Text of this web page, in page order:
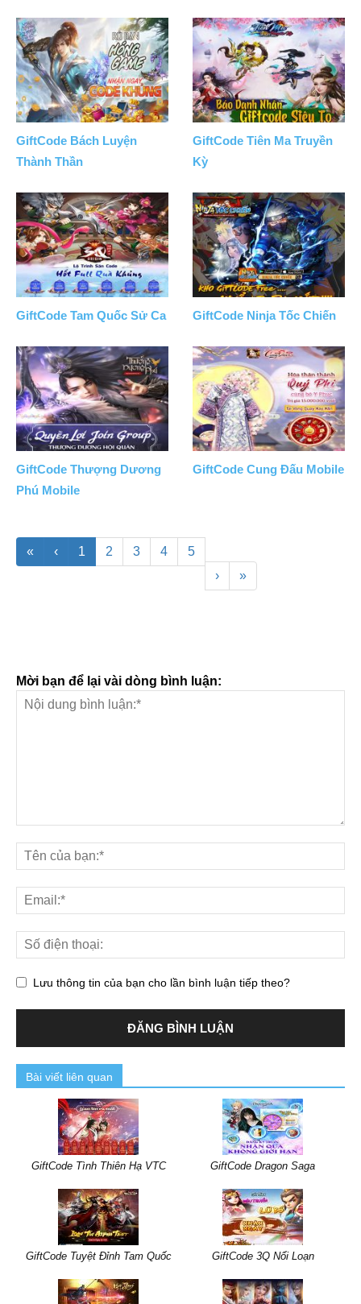
GiftCode Bách Luyện
Thành Thần
GiftCode Tiên Ma Truyền
Kỳ
GiftCode Tam Quốc Sử Ca GiftCode Ninja Tốc Chiến
GiftCode Thượng Dương
Phú Mobile
GiftCode Cung Đấu Mobile
« ‹ 1 2 3 4
5
›
»
Mời bạn để lại vài dòng bình luận:
Lưu thông tin của bạn cho lần bình luận tiếp theo?
Bài viết liên quan
GiftCode Tình Thiên Hạ VTC GiftCode Dragon Saga
GiftCode Tuyệt Đỉnh Tam Quốc GiftCode 3Q Nổi Loạn